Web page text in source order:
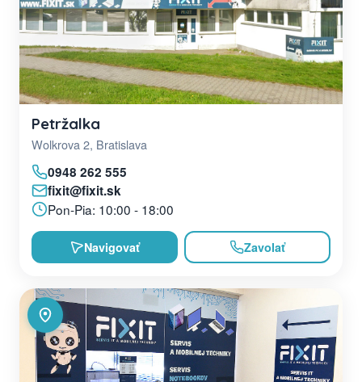
Petržalka
Wolkrova 2, Bratislava
0948 262 555
fixit@fixit.sk
Pon-Pia: 10:00 - 18:00
Navigovať Zavolať